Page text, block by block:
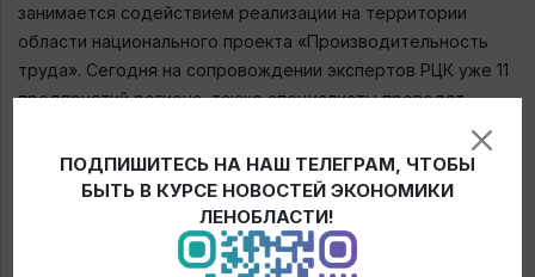
занимается содействием реализации на территории
области национального проекта «Производительность
труда». Сегодня на сопровождении экспертов РЦК уже 11
предприятий региона, также специалисты проводят
обучение бережливым технологиям команд предприятий
на «Фабрике процессов».
Во втором Всероссийском чемпионате по
производительности принимают участие 120 команд из 85
регионов России, в том числе 14 команд региональных
ПОДПИШИТЕСЬ НА НАШ ТЕЛЕГРАМ, ЧТОБЫ
БЫТЬ В КУРСЕ НОВОСТЕЙ ЭКОНОМИКИ
ЛЕНОБЛАСТИ!